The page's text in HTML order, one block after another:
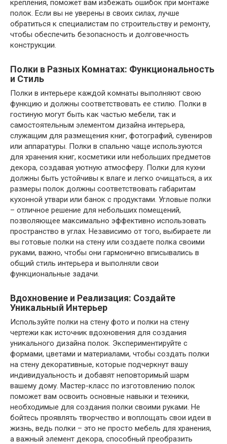
крепления, поможет вам избежать ошибок при монтаже
полок. Если вы не уверены в своих силах, лучше
обратиться к специалистам по строительству и ремонту,
чтобы обеспечить безопасность и долговечность
конструкции.
Полки в Разных Комнатах: Функциональность
и Стиль
Полки в интерьере каждой комнаты выполняют свою
функцию и должны соответствовать ее стилю. Полки в
гостиную могут быть как частью мебели, так и
самостоятельным элементом дизайна интерьера,
служащим для размещения книг, фотографий, сувениров
или аппаратуры. Полки в спальню чаще используются
для хранения книг, косметики или небольших предметов
декора, создавая уютную атмосферу. Полки для кухни
должны быть устойчивы к влаге и легко очищаться, а их
размеры полок должны соответствовать габаритам
кухонной утвари или банок с продуктами. Угловые полки
– отличное решение для небольших помещений,
позволяющее максимально эффективно использовать
пространство в углах. Независимо от того, выбираете ли
вы готовые полки на стену или создаете полка своими
руками, важно, чтобы они гармонично вписывались в
общий стиль интерьера и выполняли свои
функциональные задачи.
Вдохновение и Реализация: Создайте
Уникальный Интерьер
Используйте полки на стену фото и полки на стену
чертежи как источник вдохновения для создания
уникального дизайна полок. Экспериментируйте с
формами, цветами и материалами, чтобы создать полки
на стену декоративные, которые подчеркнут вашу
индивидуальность и добавят неповторимый шарм
вашему дому. Мастер-класс по изготовлению полок
поможет вам освоить основные навыки и техники,
необходимые для создания полки своими руками. Не
бойтесь проявлять творчество и воплощать свои идеи в
жизнь, ведь полки – это не просто мебель для хранения,
а важный элемент декора, способный преобразить